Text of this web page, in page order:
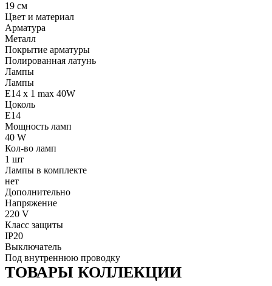
19 см
Цвет и материал
Арматура
Металл
Покрытие арматуры
Полированная латунь
Лампы
Лампы
E14 x 1 max 40W
Цоколь
E14
Мощность ламп
40 W
Кол-во ламп
1 шт
Лампы в комплекте
нет
Дополнительно
Напряжение
220 V
Класс защиты
IP20
Выключатель
Под внутреннюю проводку
ТОВАРЫ КОЛЛЕКЦИИ